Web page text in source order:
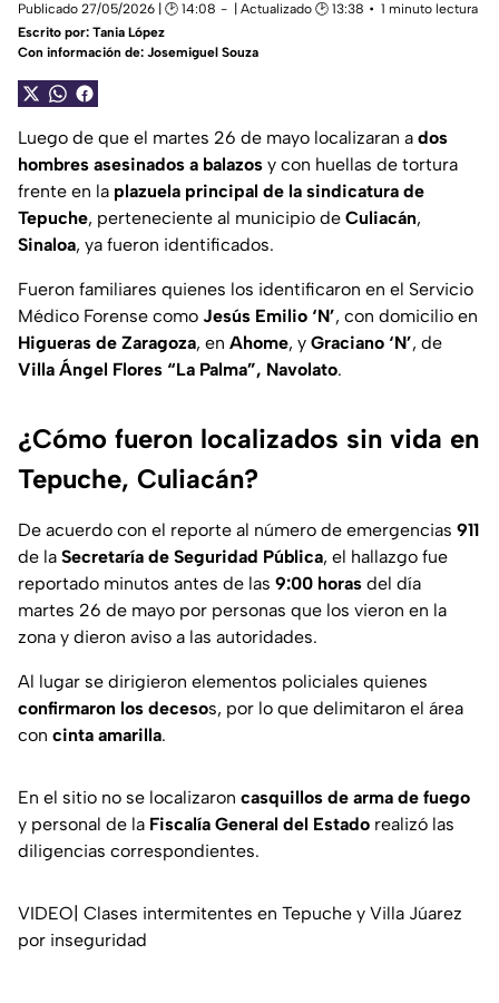
Publicado 27/05/2026 | 🕑 14:08 | Actualizado 🕑 13:38
1 minuto lectura
Escrito por: Tania López
Con información de: Josemiguel Souza
Luego de que el martes 26 de mayo localizaran a dos
hombres asesinados a balazos y con huellas de tortura
frente en la plazuela principal de la sindicatura de
Tepuche, perteneciente al municipio de Culiacán,
Sinaloa, ya fueron identificados.
Fueron familiares quienes los identificaron en el Servicio
Médico Forense como Jesús Emilio ‘N’, con domicilio en
Higueras de Zaragoza, en Ahome, y Graciano ‘N’, de
Villa Ángel Flores “La Palma”, Navolato.
¿Cómo fueron localizados sin vida en
Tepuche, Culiacán?
De acuerdo con el reporte al número de emergencias 911
de la Secretaría de Seguridad Pública, el hallazgo fue
reportado minutos antes de las 9:00 horas del día
martes 26 de mayo por personas que los vieron en la
zona y dieron aviso a las autoridades.
Al lugar se dirigieron elementos policiales quienes
confirmaron los decesos, por lo que delimitaron el área
con cinta amarilla.
En el sitio no se localizaron casquillos de arma de fuego
y personal de la Fiscalía General del Estado realizó las
diligencias correspondientes.
VIDEO| Clases intermitentes en Tepuche y Villa Júarez
por inseguridad